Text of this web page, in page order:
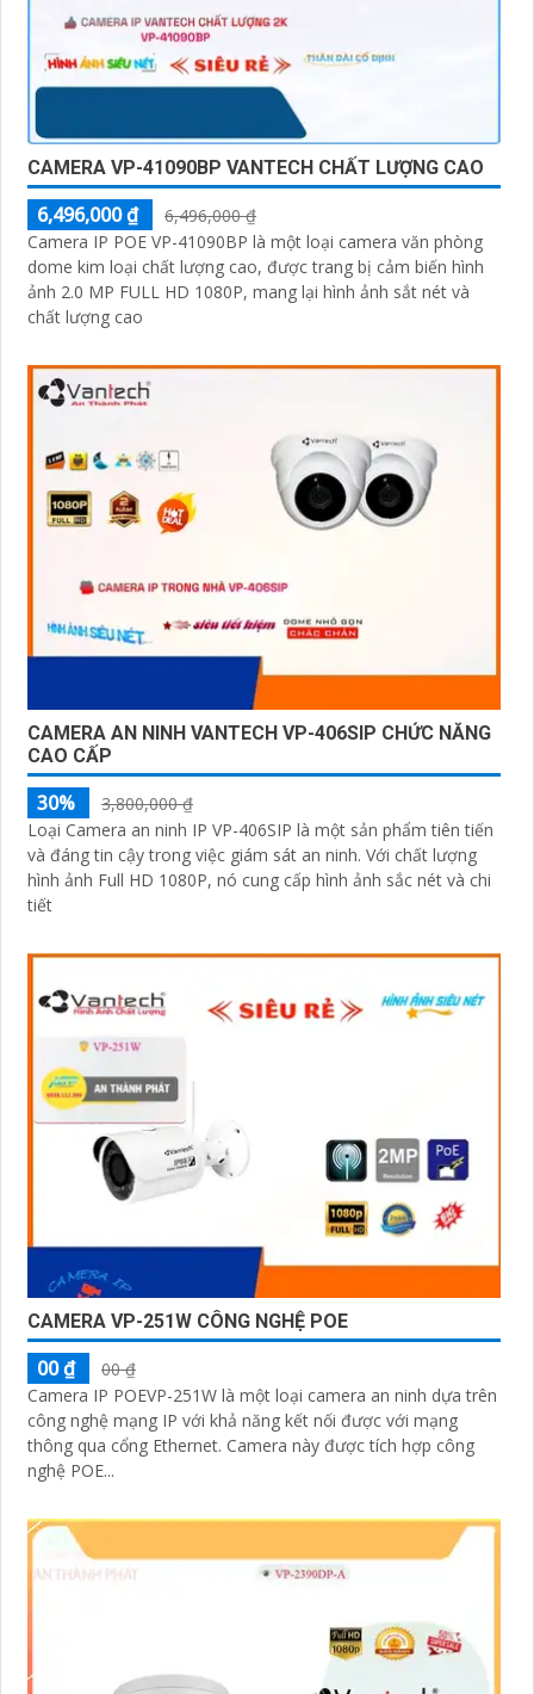
CAMERA VP-41090BP VANTECH CHẤT LƯỢNG CAO
6,496,000 ₫
6,496,000 ₫
Camera IP POE VP-41090BP là một loại camera văn phòng
dome kim loại chất lượng cao, được trang bị cảm biến hình
ảnh 2.0 MP FULL HD 1080P, mang lại hình ảnh sắt nét và
chất lượng cao
CAMERA AN NINH VANTECH VP-406SIP CHỨC NĂNG
CAO CẤP
30%
3,800,000 ₫
Loại Camera an ninh IP VP-406SIP là một sản phẩm tiên tiến
và đáng tin cậy trong việc giám sát an ninh. Với chất lượng
hình ảnh Full HD 1080P, nó cung cấp hình ảnh sắc nét và chi
tiết
CAMERA VP-251W CÔNG NGHỆ POE
00 ₫
00 ₫
Camera IP POEVP-251W là một loại camera an ninh dựa trên
công nghệ mạng IP với khả năng kết nối được với mạng
thông qua cổng Ethernet. Camera này được tích hợp công
nghệ POE...